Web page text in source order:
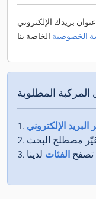
بريدك الإلكتروني
الخصوصية
الإلكتروني
مصطلح البحث
تصفح الفئات لدينا